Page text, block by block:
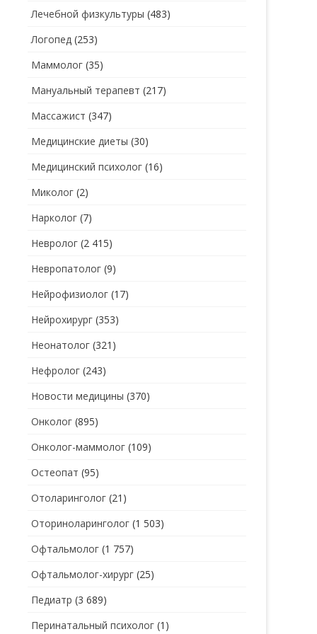
Лечебной физкультуры (483)
Логопед (253)
Маммолог (35)
Мануальный терапевт (217)
Массажист (347)
Медицинские диеты (30)
Медицинский психолог (16)
Миколог (2)
Нарколог (7)
Невролог (2 415)
Невропатолог (9)
Нейрофизиолог (17)
Нейрохирург (353)
Неонатолог (321)
Нефролог (243)
Новости медицины (370)
Онколог (895)
Онколог-маммолог (109)
Остеопат (95)
Отоларинголог (21)
Оториноларинголог (1 503)
Офтальмолог (1 757)
Офтальмолог-хирург (25)
Педиатр (3 689)
Перинатальный психолог (1)